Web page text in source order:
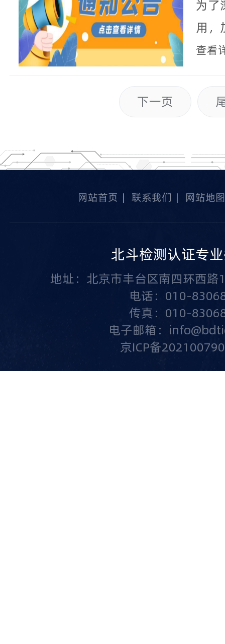
通知
为了
用，
测认
位协
委
检
品检
查看
下一页
网站首页 | 联系我们 | 网站地图
北斗检测认证专
地址：北京市丰台区南四环西
电话：010-
传真：010-
电子邮箱：
京ICP备